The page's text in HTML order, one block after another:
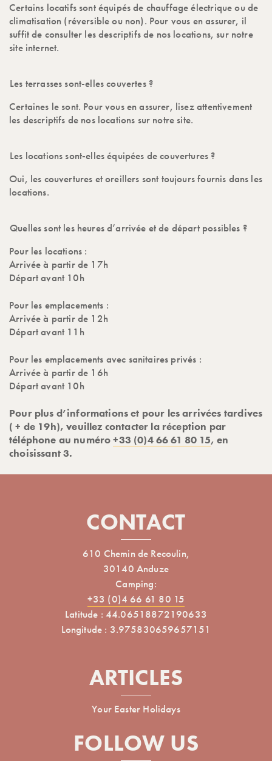
Certains locatifs sont équipés de chauffage électrique ou de
climatisation (réversible ou non). Pour vous en assurer, il
suffit de consulter les descriptifs de nos locations, sur notre
site internet.
Les terrasses sont-elles couvertes ?
Certaines le sont. Pour vous en assurer, lisez attentivement
les descriptifs de nos locations sur notre site.
Les locations sont-elles équipées de couvertures ?
Oui, les couvertures et oreillers sont toujours fournis dans les
locations.
Quelles sont les heures d’arrivée et de départ possibles ?
Pour les locations :
Arrivée à partir de 17h
Départ avant 10h
Pour les emplacements :
Arrivée à partir de 12h
Départ avant 11h
Pour les emplacements avec sanitaires privés :
Arrivée à partir de 16h
Départ avant 10h
Pour plus d’informations et pour les arrivées tardives
( + de 19h), veuillez contacter la réception par
téléphone au numéro+33 (0)4 66 61 80 15, en
choisissant 3.
CONTACT
610 Chemin de Recoulin,
30140 Anduze
Camping:
+33 (0)4 66 61 80 15
Latitude : 44.06518872190633
Longitude : 3.975830659657151
ARTICLES
Your Easter Holidays
FOLLOW US